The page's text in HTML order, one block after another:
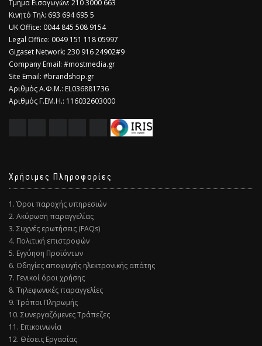
Τμήμα Εισαγωγών: 210 3000 663
Κινητό Τηλ: 693 694 695 5
​UK Office: 0044 845 508 9154
Legal Office: 0049 151 118 05997
Gigaset Network: 230 916 24902#9
Company Email: #mostmedia.gr
Site Email: #brandshop.gr
Αριθμός Α.Φ.Μ.: EL036881736
Αριθμός Γ.ΕΜ.Η.: 116032603000
Χρήσιμες Πληροφορίες
1. Όροι παροχής υπηρεσιών
2. Ακύρωση παραγγελίας
3. Συχνές ερωτήσεις (FAQs)
4. Πολιτική επιστροφών
5. Εγγύηση Προϊόντων
6. Οδηγίες αποφυγής ηλεκτρονικής απάτης
7. Γενικοί όροι χρήσης
8. Τηλεφωνικές παραγγελίες
9. Τρόποι Πληρωμής
10. Συνεργαζόμενες Τράπεζες
11. Επικοινωνία
12. Θέσεις Εργασίας